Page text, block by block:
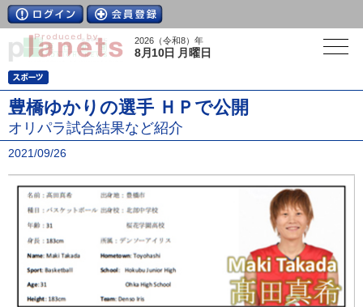
2026（令和8）年
8月10日 月曜日
豊橋ゆかりの選手 ＨＰで公開
オリパラ試合結果など紹介
2021/09/26